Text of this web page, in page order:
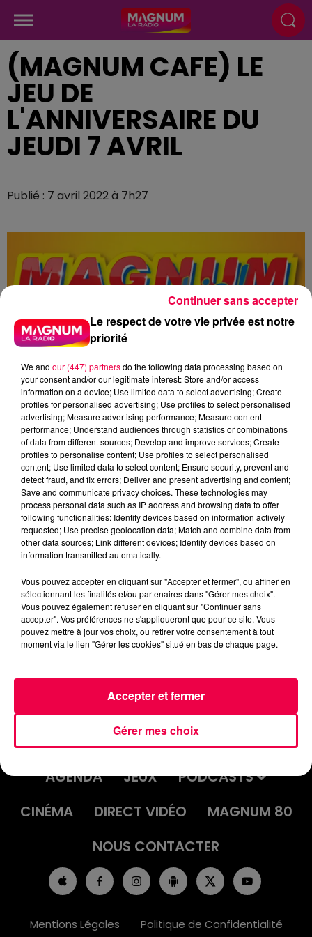
(MAGNUM CAFE) LE
JEU DE
L'ANNIVERSAIRE DU
JEUDI 7 AVRIL
Publié : 7 avril 2022 à 7h27
Flash infos
Crédit :Flash infos
podcasts/2022/04/2022-04-07-09-27-
42_20220407_ANNIVERSAIRES.mp3
ACCUEIL INFOS
EMISSIONS
AGENDA
JEUX
PODCASTS
CINÉMA
DIRECT VIDÉO
MAGNUM 80
NOUS CONTACTER
Mentions Légales Politique de Confidentialité
Le respect de votre vie privée est notre
priorité
We and our (447) partnersdo the following data processing based on
your consent and/or our legitimate interest: Store and/or access
information on a device; Use limited data to select advertising; Create
profiles for personalised advertising; Use profiles to select personalised
advertising; Measure advertising performance; Measure content
performance; Understand audiences through statistics or combinations
of data from different sources; Develop and improve services; Create
profiles to personalise content; Use profiles to select personalised
content; Use limited data to select content; Ensure security, prevent and
detect fraud, and fix errors; Deliver and present advertising and content;
Save and communicate privacy choices. These technologies may
process personal data such as IP address and browsing data to offer
following functionalities: Identify devices based on information actively
requested; Use precise geolocation data; Match and combine data from
other data sources; Link different devices; Identify devices based on
information transmitted automatically.
Vous pouvez accepter en cliquant sur "Accepter et fermer", ou affiner en
sélectionnant les finalités et/ou partenaires dans "Gérer mes choix".
Vous pouvez également refuser en cliquant sur "Continuer sans
accepter". Vos préférences ne s'appliqueront que pour ce site. Vous
pouvez mettre à jour vos choix, ou retirer votre consentement à tout
moment via le lien "Gérer les cookies" situé en bas de chaque page.
Gérer mes choix
Accepter et fermer
Continuer sans accepter